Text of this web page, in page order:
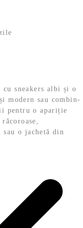
cu sneakers albi și o
modern sau combin-
pentru o apariție
sau o jachetă din